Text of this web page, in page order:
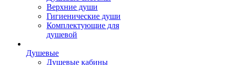
Верхние души
Гигиенические души
Комплектующие для
душевой
Душевые
Душевые кабины